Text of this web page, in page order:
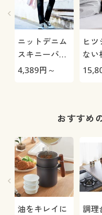
ニットデニム
スキニーパン
ツ(スマートニ
か・選べる4
濯機OK・1年
中はける)
4,389円～
ヒ
な
極-
おすすめ
油をキレイに
調理